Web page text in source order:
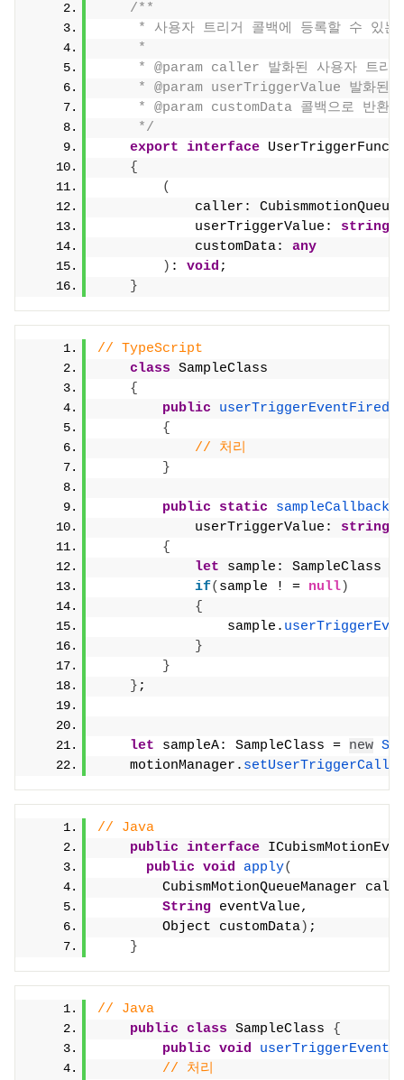
/**
* 사용자 트리거 콜백에 등록할 수 있는
     *
* @param caller 발화된 사용자 트
* @param userTriggerValue 발화된 사
* @param customData 콜백으로 반환되
     */
export interface
{
(
caller:
            userTriggerValue:
string
            customData:
any
) : void ;
}
// TypeScript
class SampleClass
{
public
userTriggerEventFired
{
// 처리
}
public static sampleCallback
            userTriggerValue:
string
{
let sample: SampleClass
if( sample ! = null)
{
                sample.
}
}
} ;
let sampleA: SampleClass = new
    motionManager.
// Java
public interface
public void apply(
CubismMotionQueueManager
String eventValue,
        Object customData
) ;
}
// Java
public class SampleClass {
public void
// 처리